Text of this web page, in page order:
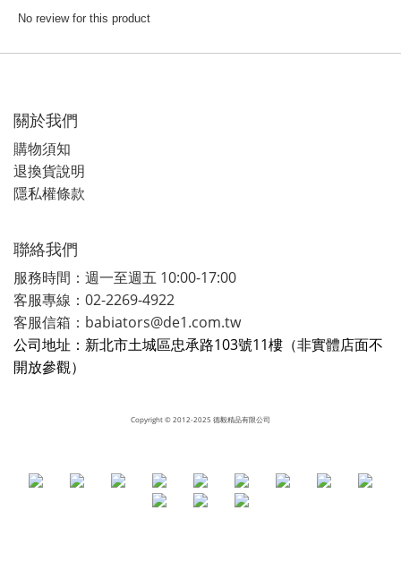
No review for this product
關於我們
購物須知
退換貨說明
隱私權條款
聯絡我們
服務時間：週一至週五 10:00-17:00
客服專線：02-2269-4922
客服信箱：babiators@de1.com.tw
公司地址：新北市土城區忠承路103號11樓（非實體店面不
開放參觀）
Copyright© 2012-2025 德毅精品有限公司